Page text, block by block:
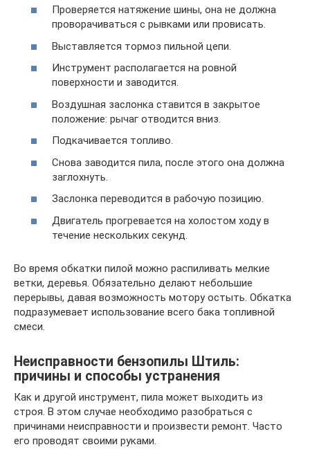
Проверяется натяжение шины, она не должна
проворачиваться с рывками или провисать.
Выставляется тормоз пильной цепи.
Инструмент располагается на ровной
поверхности и заводится.
Воздушная заслонка ставится в закрытое
положение: рычаг отводится вниз.
Подкачивается топливо.
Снова заводится пила, после этого она должна
заглохнуть.
Заслонка переводится в рабочую позицию.
Двигатель прогревается на холостом ходу в
течение нескольких секунд.
Во время обкатки пилой можно распиливать мелкие
ветки, деревья. Обязательно делают небольшие
перерывы, давая возможность мотору остыть. Обкатка
подразумевает использование всего бака топливной
смеси.
Неисправности бензопилы Штиль:
причины и способы устранения
Как и другой инструмент, пила может выходить из
строя. В этом случае необходимо разобраться с
причинами неисправности и произвести ремонт. Часто
его проводят своими руками.